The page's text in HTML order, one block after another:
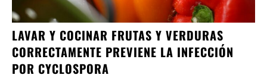
LAVAR Y COCINAR FRUTAS Y VERDURAS
CORRECTAMENTE PREVIENE LA INFECCIÓN
POR CYCLOSPORA